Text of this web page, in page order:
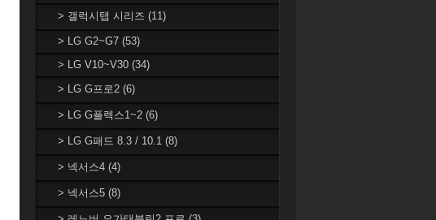
> 갤럭시탭 시리즈 (11)
> LG G2~G7 (53)
> LG V10~V30 (34)
> LG G프로2 (6)
> LG G플렉스1~2 (6)
> LG G패드 8.3 / 10.1 (8)
> 넥서스4 (4)
> 넥서스5 (8)